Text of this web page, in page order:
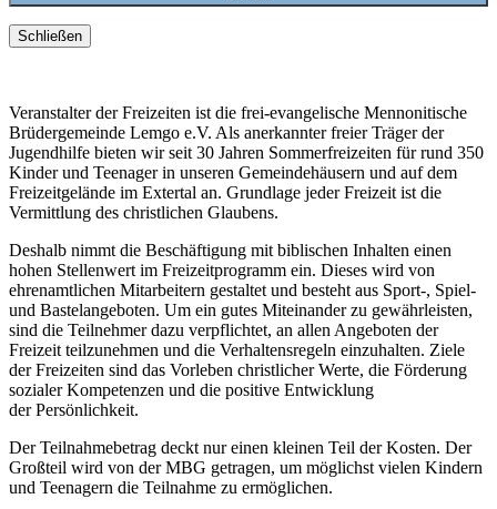
Schließen
Veranstalter der Freizeiten ist die frei-evangelische Mennonitische
Brüdergemeinde Lemgo e.V. Als anerkannter freier Träger der
Jugendhilfe bieten wir seit 30 Jahren Sommerfreizeiten für rund 350
Kinder und Teenager in unseren Gemeindehäusern und auf dem
Freizeitgelände im Extertal an. Grundlage jeder Freizeit ist die
Vermittlung des christlichen Glaubens.
Deshalb nimmt die Beschäftigung mit biblischen Inhalten einen
hohen Stellenwert im Freizeitprogramm ein. Dieses wird von
ehrenamtlichen Mitarbeitern gestaltet und besteht aus Sport-, Spiel-
und Bastelangeboten. Um ein gutes Miteinander zu gewährleisten,
sind die Teilnehmer dazu verpflichtet, an allen Angeboten der
Freizeit teilzunehmen und die Verhaltensregeln einzuhalten. Ziele
der Freizeiten sind das Vorleben christlicher Werte, die Förderung
sozialer Kompetenzen und die positive Entwicklung
der Persönlichkeit.
Der Teilnahmebetrag deckt nur einen kleinen Teil der Kosten. Der
Großteil wird von der MBG getragen, um möglichst vielen Kindern
und Teenagern die Teilnahme zu ermöglichen.